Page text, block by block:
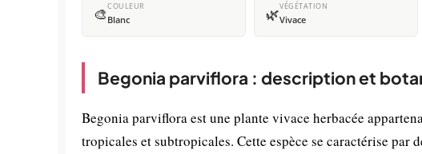
🎨COULEUR
Blanc 🌿VÉGÉTATION
Vivace
Begonia parviflora : description et
Begonia parviflora est une plante vivace herbacée
tropicales et subtropicales. Cette espèce se caractérise par